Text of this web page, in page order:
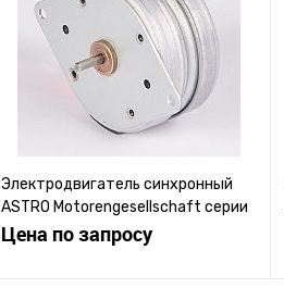
В избранное
Под заказ
Электродвигатель синхронный
ASTRO Motorengesellschaft серии
ASM 0516
Цена по запросу